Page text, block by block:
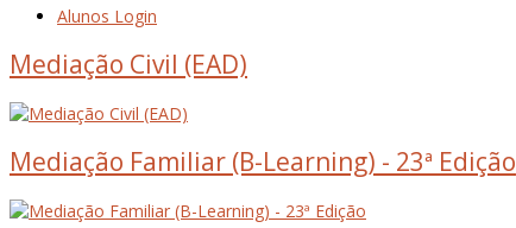
Alunos Login
Mediação Civil (EAD)
Mediação Familiar (B-Learning) - 23ª Edição